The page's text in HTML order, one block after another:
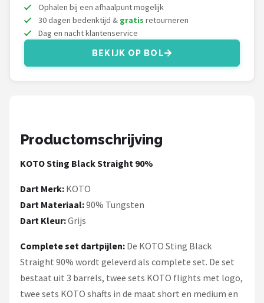
KOTO
Red Dragon
Ophalen bij een afhaalpunt mogelijk
30 dagen bedenktijd & gratis retourneren
Dag en nacht klantenservice
BEKIJK OP BOL
Productomschrijving
KOTO Sting Black Straight 90%
Dart Merk: KOTO
Dart Materiaal:90% Tungsten
Dart Kleur:Grijs
Complete set dartpijlen: De KOTO Sting Black
Straight 90% wordt geleverd als complete set. De set
bestaat uit 3 barrels, twee sets KOTO flights met logo,
twee sets KOTO shafts in de maat short en medium en